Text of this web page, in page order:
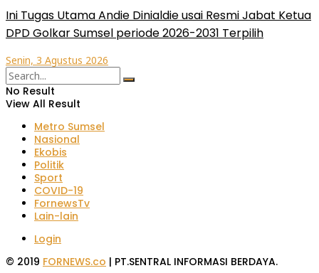
Ini Tugas Utama Andie Dinialdie usai Resmi Jabat Ketua
DPD Golkar Sumsel periode 2026-2031 Terpilih
Senin, 3 Agustus 2026
No Result
View All Result
Metro Sumsel
Nasional
Ekobis
Politik
Sport
COVID-19
FornewsTv
Lain-lain
Login
© 2019 FORNEWS.co | PT.SENTRAL INFORMASI BERDAYA.